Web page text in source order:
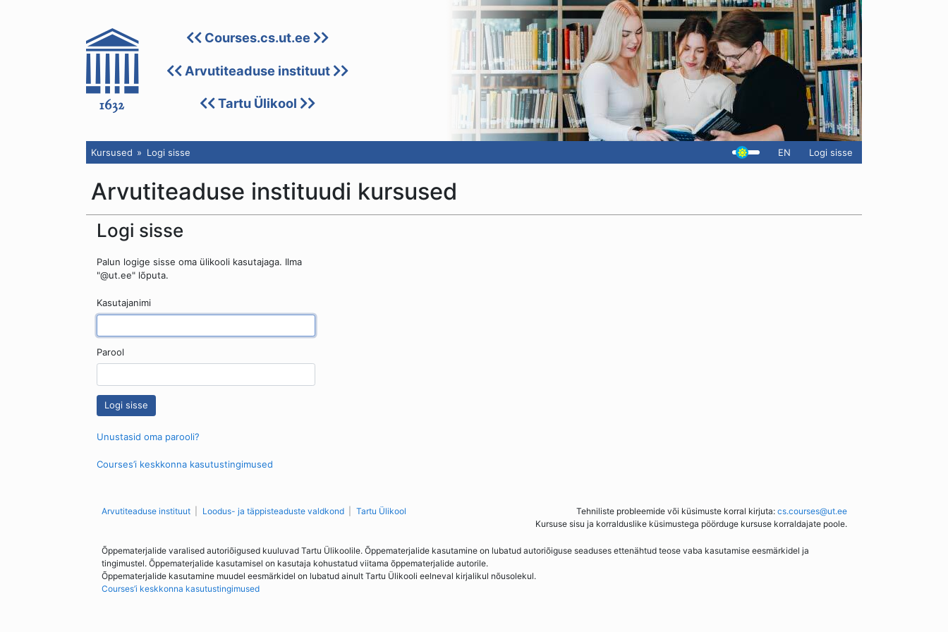
Courses.cs.ut.ee
Arvutiteaduse instituut
Tartu Ülikool
Kursused Logi sisse EN Logi sisse
Arvutiteaduse instituudi kursused
Logi sisse
Palun logige sisse oma ülikooli kasutajaga. Ilma
"@ut.ee" lõputa.
Kasutajanimi
Parool
Unustasid oma parooli?
Courses’i keskkonna kasutustingimused
Arvutiteaduse instituut Loodus- ja täppisteaduste valdkond Tartu Ülikool Tehniliste probleemide või küsimuste korral kirjuta: cs.courses@ut.ee
Kursuse sisu ja korralduslike küsimustega pöörduge kursuse korraldajate poole.
Õppematerjalide varalised autoriõigused kuuluvad Tartu Ülikoolile. Õppematerjalide kasutamine on lubatud autoriõiguse seaduses ettenähtud teose vaba kasutamise eesmärkidel ja
tingimustel. Õppematerjalide kasutamisel on kasutaja kohustatud viitama õppematerjalide autorile.
Õppematerjalide kasutamine muudel eesmärkidel on lubatud ainult Tartu Ülikooli eelneval kirjalikul nõusolekul.
Courses’i keskkonna kasutustingimused